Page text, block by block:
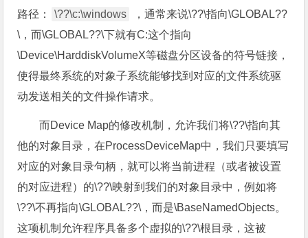
路径：
\??\c:\windows
，通常来说\??\指向\GLOBAL??
\，而\GLOBAL??\下就有C:这个指向
\Device\HarddiskVolumeX等磁盘分区设备的符号链接，
使得最终系统的对象子系统能够找到对应的文件系统驱
动发送相关的文件操作请求。
而Device Map的修改机制，允许我们将\??\指向其
他的对象目录，在ProcessDeviceMap中，我们只要填写
对应的对象目录句柄，就可以将当前进程（或者被设置
的对应进程）的\??\映射到我们的对象目录中，例如将
\??\不再指向\GLOBAL??\，而是\BaseNamedObjects。
这项机制允许程序具备多个虚拟的\??\根目录，这被